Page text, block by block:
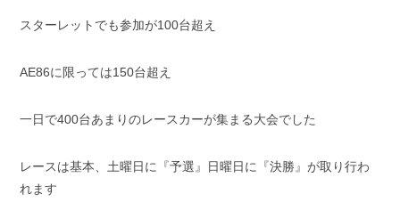
スターレットでも参加が100台超え
AE86に限っては150台超え
一日で400台あまりのレースカーが集まる大会でした
レースは基本、土曜日に『予選』日曜日に『決勝』が取り行わ
れます